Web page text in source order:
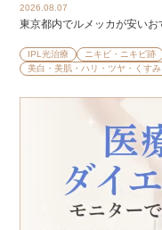
2026.08.07
東京都内でルメッカが安い
IPL光治療 ニキビ・ニキビ跡
美白・美肌・ハリ・ツヤ・くすみ